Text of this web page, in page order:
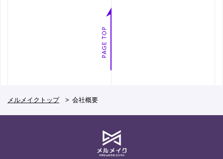
メルメイクトップ 会社概要